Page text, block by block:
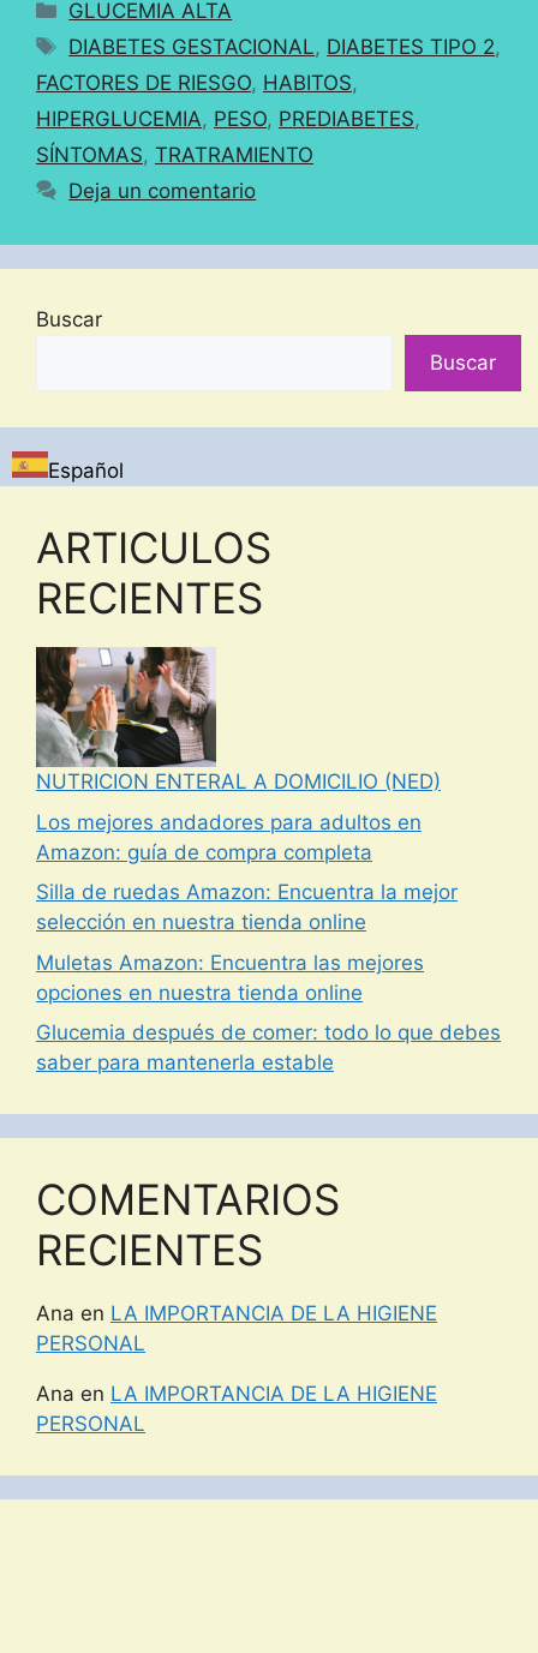
Categorías
GLUCEMIA ALTA
Etiquetas
DIABETES GESTACIONAL, DIABETES TIPO 2,
FACTORES DE RIESGO, HABITOS,
HIPERGLUCEMIA, PESO, PREDIABETES,
SÍNTOMAS, TRATRAMIENTO
Deja un comentario
Buscar
Buscar
Español
ARTICULOS
RECIENTES
NUTRICION ENTERAL A DOMICILIO (NED)
Los mejores andadores para adultos en
Amazon: guía de compra completa
Silla de ruedas Amazon: Encuentra la mejor
selección en nuestra tienda online
Muletas Amazon: Encuentra las mejores
opciones en nuestra tienda online
Glucemia después de comer: todo lo que debes
saber para mantenerla estable
COMENTARIOS
RECIENTES
Ana en LA IMPORTANCIA DE LA HIGIENE
PERSONAL
Ana en LA IMPORTANCIA DE LA HIGIENE
PERSONAL